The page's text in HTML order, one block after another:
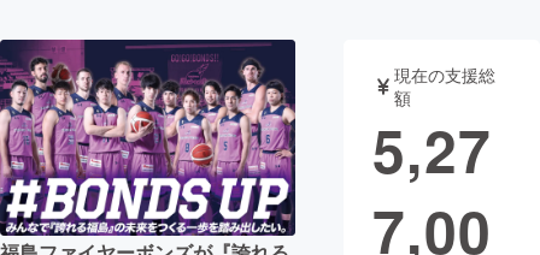
テクノロジー・ガジェット
映像・映画 書籍・雑誌
ビジネス・起業 チャレンジ
現在の支援総
額
5,27
7,00